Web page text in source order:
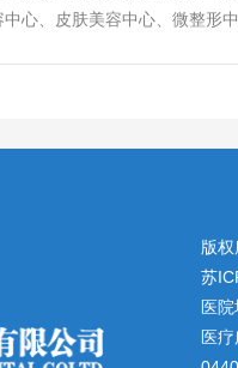
心、皮肤美容中心、微整形
版
苏
医
医